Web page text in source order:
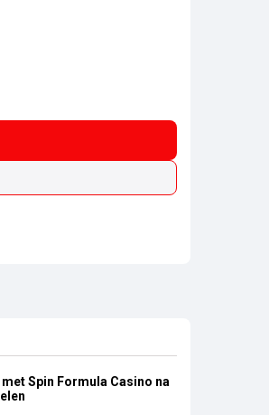
375W) số lượng
Spin Formula Casino na